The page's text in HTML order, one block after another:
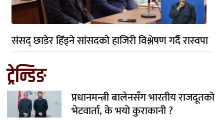
संसद् छाडेर हिँड्ने सांसदको हाजिरी विश्लेषण गर्दै रास्वपा
ट्रेन्डिङ
प्रधानमन्त्री बालेनसँग भारतीय राजदूतको
भेटवार्ता, के भयो कुराकानी ?